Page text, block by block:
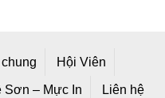
Hội Viên
Sơn – Mực In Liên hệ